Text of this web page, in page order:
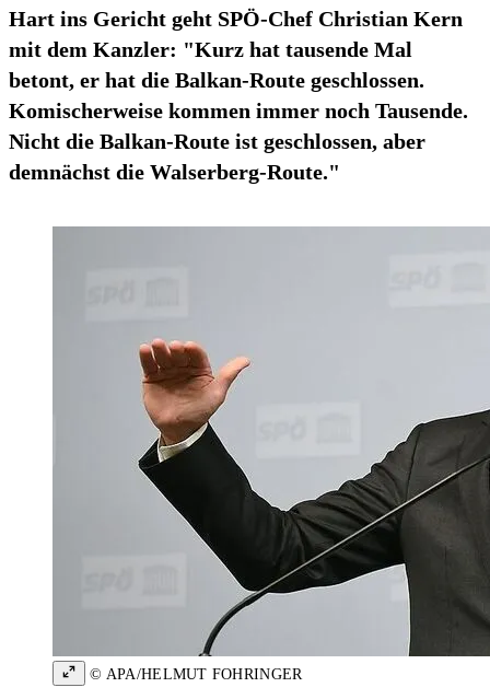
Hart ins Gericht geht SPÖ-Chef Christian Kern
mit dem Kanzler: "Kurz hat tausende Mal
betont, er hat die Balkan-Route geschlossen.
Komischerweise kommen immer noch Tausende.
Nicht die Balkan-Route ist geschlossen, aber
demnächst die Walserberg-Route."
© APA/HELMUT FOHRINGER